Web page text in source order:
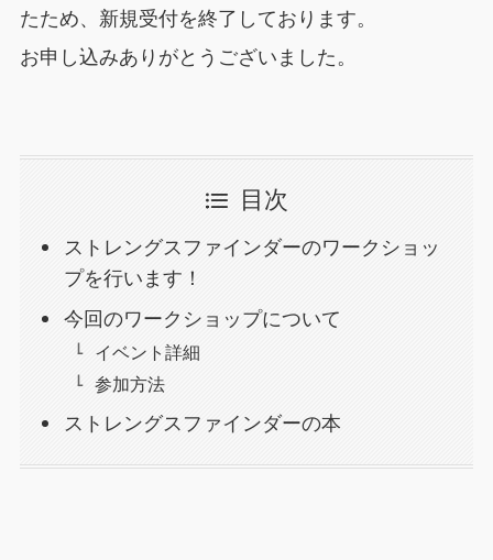
たため、新規受付を終了しております。
お申し込みありがとうございました。
目次
ストレングスファインダーのワークショッ
プを行います！
今回のワークショップについて
イベント詳細
参加方法
ストレングスファインダーの本